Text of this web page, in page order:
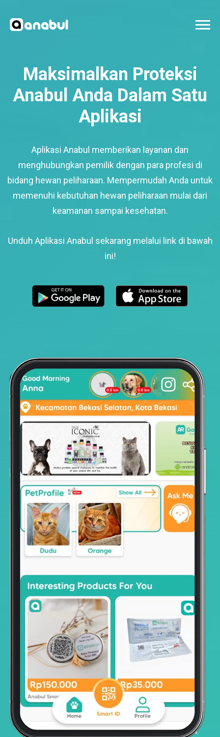
Maksimalkan Proteksi
Anabul Anda Dalam Satu
Aplikasi
Aplikasi Anabul memberikan layanan dan
menghubungkan pemilik dengan para profesi di
bidang hewan peliharaan. Mempermudah Anda untuk
memenuhi kebutuhan hewan peliharaan mulai dari
keamanan sampai kesehatan.
Unduh Aplikasi Anabul sekarang melalui link di bawah
ini!